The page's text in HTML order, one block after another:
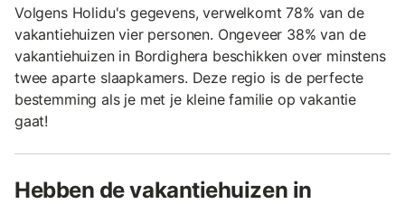
Volgens Holidu's gegevens, verwelkomt 78% van de
vakantiehuizen vier personen. Ongeveer 38% van de
vakantiehuizen in Bordighera beschikken over minstens
twee aparte slaapkamers. Deze regio is de perfecte
bestemming als je met je kleine familie op vakantie
gaat!
Hebben de vakantiehuizen in